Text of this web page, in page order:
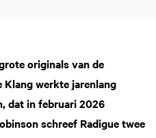
originals van de
Klang werkte jarenlang
dat in februari 2026
schreef Radigue twee